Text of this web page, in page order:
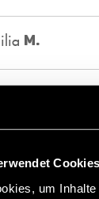
Cookies
um
M.